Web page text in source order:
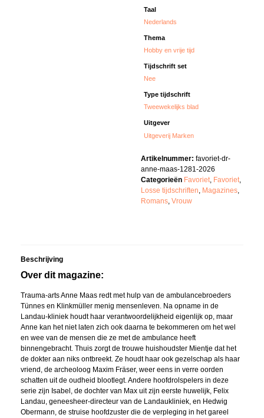
Taal
Nederlands
Thema
Hobby en vrije tijd
Tijdschrift set
Nee
Type tijdschrift
Tweewekelijks blad
Uitgever
Uitgeverij Marken
Artikelnummer: favoriet-dr-
anne-maas-1281-2026
Categorieën Favoriet, Favoriet,
Losse tijdschriften, Magazines,
Romans, Vrouw
Beschrijving
Over dit magazine:
Trauma-arts Anne Maas redt met hulp van de ambulancebroeders
Tünnes en Klinkmüller menig mensenleven. Na opname in de
Landau-kliniek houdt haar verantwoordelijkheid eigenlijk op, maar
Anne kan het niet laten zich ook daarna te bekommeren om het wel
en wee van de mensen die ze met de ambulance heeft
binnengebracht. Thuis zorgt de trouwe huishoudster Mientje dat het
de dokter aan niks ontbreekt. Ze houdt haar ook gezelschap als haar
vriend, de archeoloog Maxim Fräser, weer eens in verre oorden
schatten uit de oudheid blootlegt. Andere hoofdrolspelers in deze
serie zijn Isabel, de dochter van Max uit zijn eerste huwelijk, Felix
Landau, geneesheer-directeur van de Landaukliniek, en Hedwig
Obermann, de struise hoofdzuster die de verpleging in het gareel